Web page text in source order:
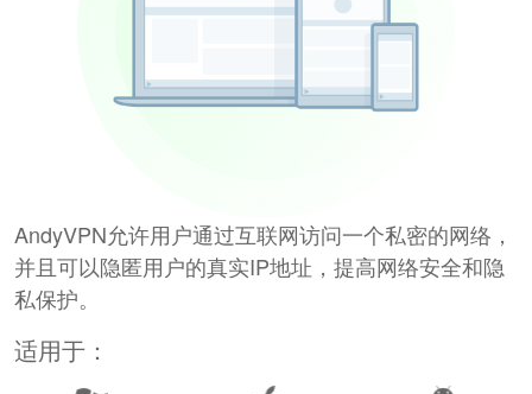
AndyVPN允许用户通过互联网访问一个私密的网络，
并且可以隐匿用户的真实IP地址，提高网络安全和隐
私保护。
适用于：